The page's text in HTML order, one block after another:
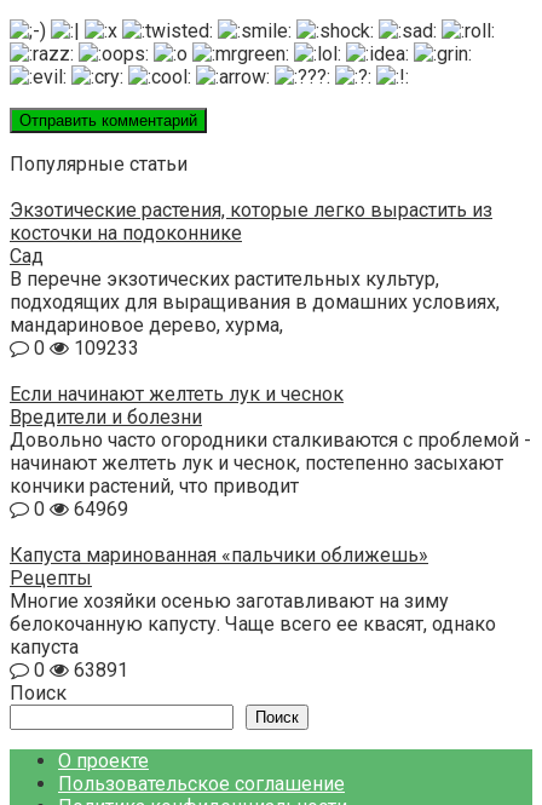
Популярные статьи
Экзотические растения, которые легко вырастить из
косточки на подоконнике
Сад
В перечне экзотических растительных культур,
подходящих для выращивания в домашних условиях,
мандариновое дерево, хурма,
0
109233
Если начинают желтеть лук и чеснок
Вредители и болезни
Довольно часто огородники сталкиваются с проблемой -
начинают желтеть лук и чеснок, постепенно засыхают
кончики растений, что приводит
0
64969
Капуста маринованная «пальчики оближешь»
Рецепты
Многие хозяйки осенью заготавливают на зиму
белокочанную капусту. Чаще всего ее квасят, однако
капуста
0
63891
Поиск
Поиск
О проекте
Пользовательское соглашение